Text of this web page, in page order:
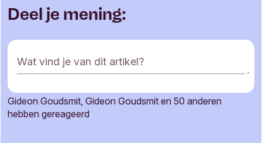
Deel je mening:
R
e
c
t
Wat vind je van dit artikel?
Je naam
Gideon Goudsmit, Gideon Goudsmit en 50 anderen
hebben gereageerd